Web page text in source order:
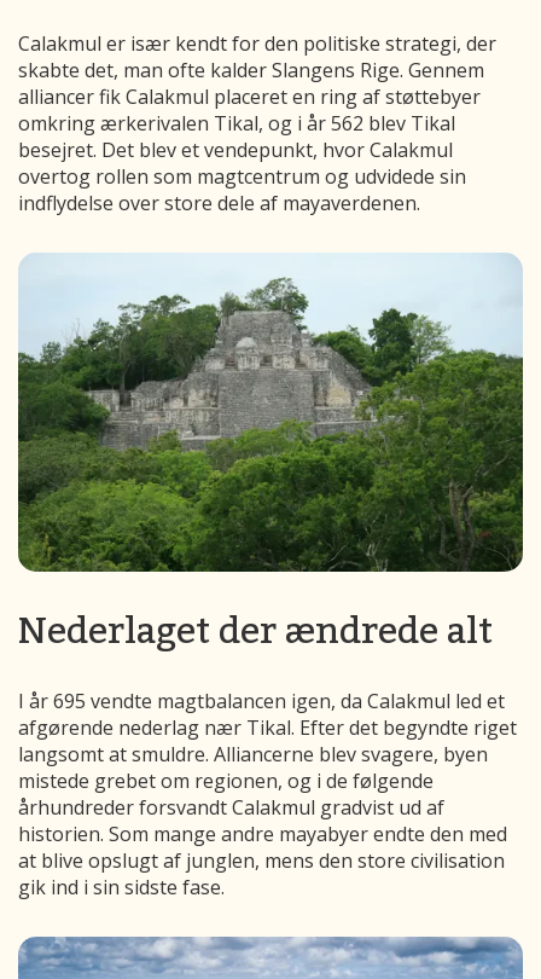
Calakmul er især kendt for den politiske strategi, der
skabte det, man ofte kalder Slangens Rige. Gennem
alliancer fik Calakmul placeret en ring af støttebyer
omkring ærkerivalen Tikal, og i år 562 blev Tikal
besejret. Det blev et vendepunkt, hvor Calakmul
overtog rollen som magtcentrum og udvidede sin
indflydelse over store dele af mayaverdenen.
Nederlaget der ændrede alt
I år 695 vendte magtbalancen igen, da Calakmul led et
afgørende nederlag nær Tikal. Efter det begyndte riget
langsomt at smuldre. Alliancerne blev svagere, byen
mistede grebet om regionen, og i de følgende
århundreder forsvandt Calakmul gradvist ud af
historien. Som mange andre mayabyer endte den med
at blive opslugt af junglen, mens den store civilisation
gik ind i sin sidste fase.